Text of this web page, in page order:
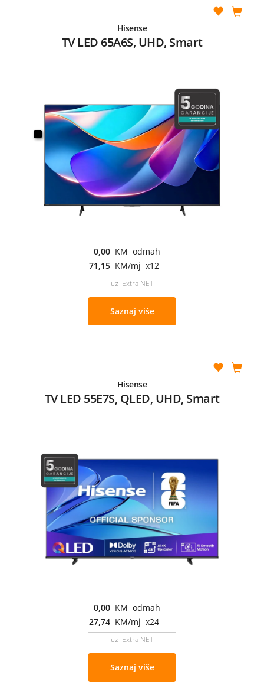
Hisense
TV LED 65A6S, UHD, Smart
0,00 KM odmah
71,15 KM/mj x12
uz Extra NET
Saznaj više
Hisense
TV LED 55E7S, QLED, UHD, Smart
0,00 KM odmah
27,74 KM/mj x24
uz Extra NET
Saznaj više